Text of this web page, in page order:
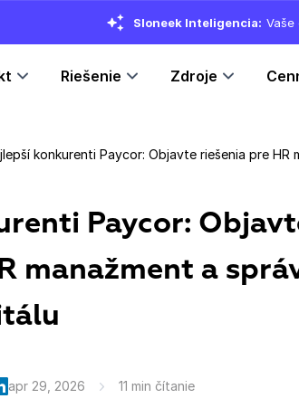
Sloneek Inteligencia: Vaše
Riešenie Zdroje
Paycor:
manažment a
apr 29, 2026 11 min čítanie